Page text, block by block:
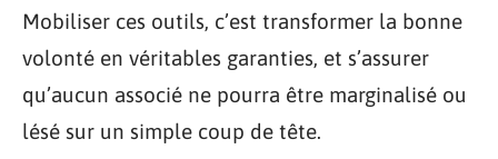
Mobiliser ces outils, c’est transformer la bonne
volonté en véritables garanties, et s’assurer
qu’aucun associé ne pourra être marginalisé ou
lésé sur un simple coup de tête.